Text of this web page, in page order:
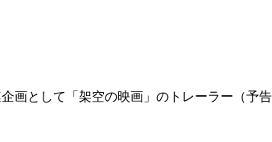
画として「架空の映画」のトレーラー（予告